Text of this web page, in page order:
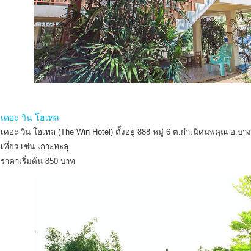
เดอะ วิน โฮเทล
เดอะ วิน โฮเทล (The Win Hotel) ตั้งอยู่ 888 หมู่ 6 ต.กำเนิดนพคุณ อ.บ
เที่ยว เช่น เกาะทะลุ
ราคาเริ่มต้น 850 บาท